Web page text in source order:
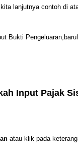
lanjutnya contoh di
Bukti
Input Pajak
atau klik pada